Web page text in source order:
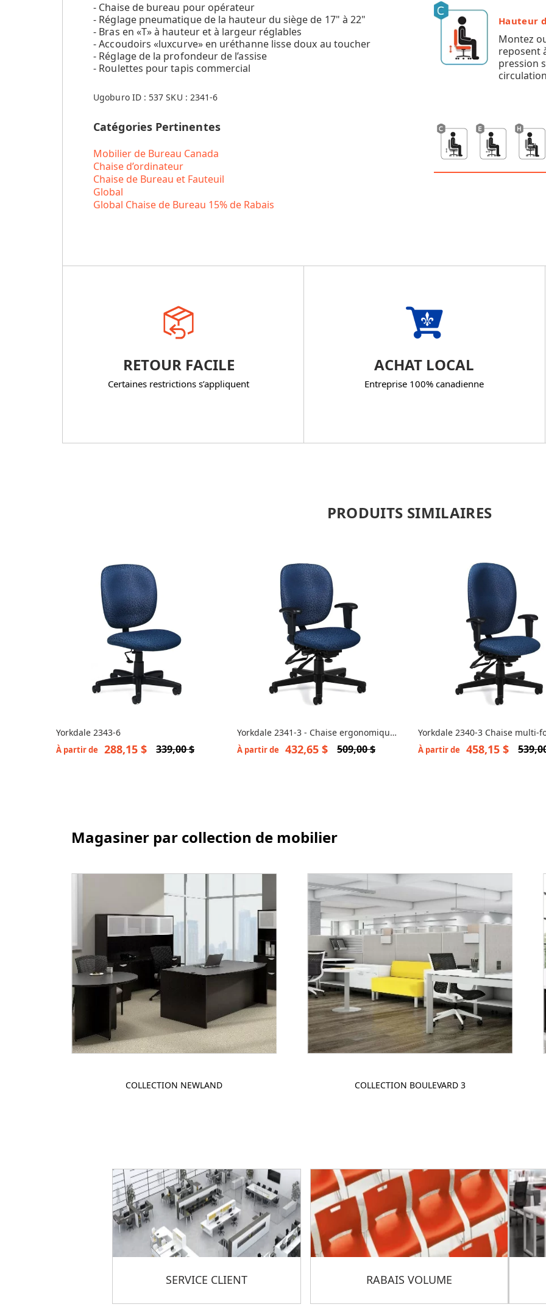
- Chaise de bureau pour opérateur
- Réglage pneumatique de la hauteur du siège de 17" à 22"
- Bras en «T» à hauteur et à largeur réglables
- Accoudoirs «luxcurve» en uréthanne lisse doux au toucher
- Réglage de la profondeur de l’assise
- Roulettes pour tapis commercial
Ugoburo ID : 537 SKU : 2341-6
Catégories Pertinentes
Mobilier de Bureau Canada
Chaise d’ordinateur
Chaise de Bureau et Fauteuil
Global
Global Chaise de Bureau 15% de Rabais
Hauteur
Montez
reposent
pression
RETOUR FACILE
Certaines restrictions s’appliquent
ACHAT LOCAL
Entreprise 100% canadienne
PRODUITS SIMILAIRES
Yorkdale 2343-6
À partir de 288,15 $ 339,00 $
Yorkdale 2341-3 - Chaise ergonomique
abordable
À partir de 432,65 $ 509,00 $
Yorkdale 2340-3 Chaise multi-
À partir de 458,15 $
Magasiner par collection de mobilier
COLLECTION NEWLAND COLLECTION BOULEVARD 3
SERVICE CLIENT RABAIS VOLUME